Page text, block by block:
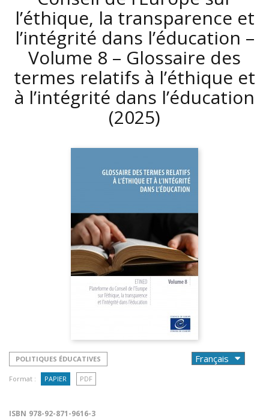
l’éthique, la transparence et
l’intégrité dans l’éducation –
Volume 8 – Glossaire des
termes relatifs à l’éthique et
à l’intégrité dans l’éducation
(2025)
POLITIQUES ÉDUCATIVES
Format : PAPIER PDF
ISBN 978-92-871-9616-3